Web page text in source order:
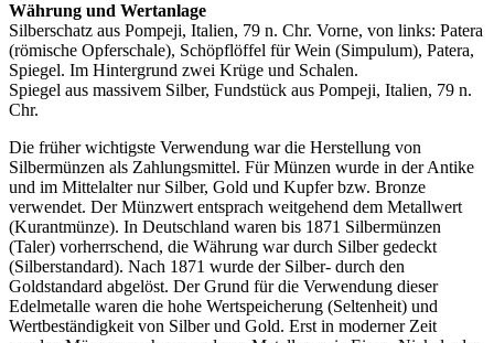
Währung und Wertanlage
Silberschatz aus Pompeji, Italien, 79 n. Chr. Vorne, von links: Patera
(römische Opferschale), Schöpflöffel für Wein (Simpulum), Patera,
Spiegel. Im Hintergrund zwei Krüge und Schalen.
Spiegel aus massivem Silber, Fundstück aus Pompeji, Italien, 79 n.
Chr.
Die früher wichtigste Verwendung war die Herstellung von
Silbermünzen als Zahlungsmittel. Für Münzen wurde in der Antike
und im Mittelalter nur Silber, Gold und Kupfer bzw. Bronze
verwendet. Der Münzwert entsprach weitgehend dem Metallwert
(Kurantmünze). In Deutschland waren bis 1871 Silbermünzen
(Taler) vorherrschend, die Währung war durch Silber gedeckt
(Silberstandard). Nach 1871 wurde der Silber- durch den
Goldstandard abgelöst. Der Grund für die Verwendung dieser
Edelmetalle waren die hohe Wertspeicherung (Seltenheit) und
Wertbeständigkeit von Silber und Gold. Erst in moderner Zeit